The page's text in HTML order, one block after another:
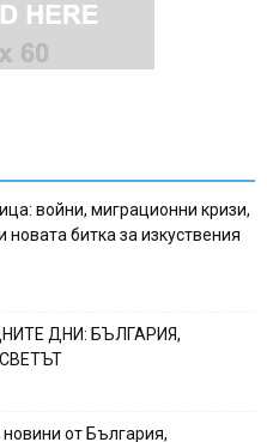
войни, миграционни кризи,
битка за изкуствения
ДНИ: БЪЛГАРИЯ,
от България,